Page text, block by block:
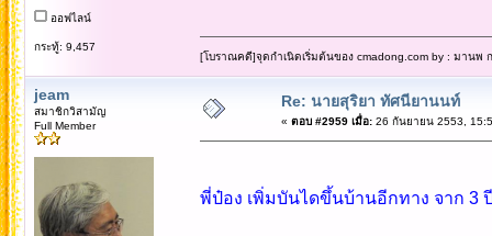
ออฟไลน์
กระทู้: 9,457
[โบราณคดี]จุดกำเนิดเริ่มต้นของ cmadong.com by : มานพ
jeam
สมาชิกวิสามัญ
Full Member
Re: นายสุริยา ทัศนียานนท์
« ตอบ #2959 เมื่อ:26 กันยายน 2553,
พี่ป๋อง เพิ่มบันไดขึ้นบ้านอีกทาง จาก 3